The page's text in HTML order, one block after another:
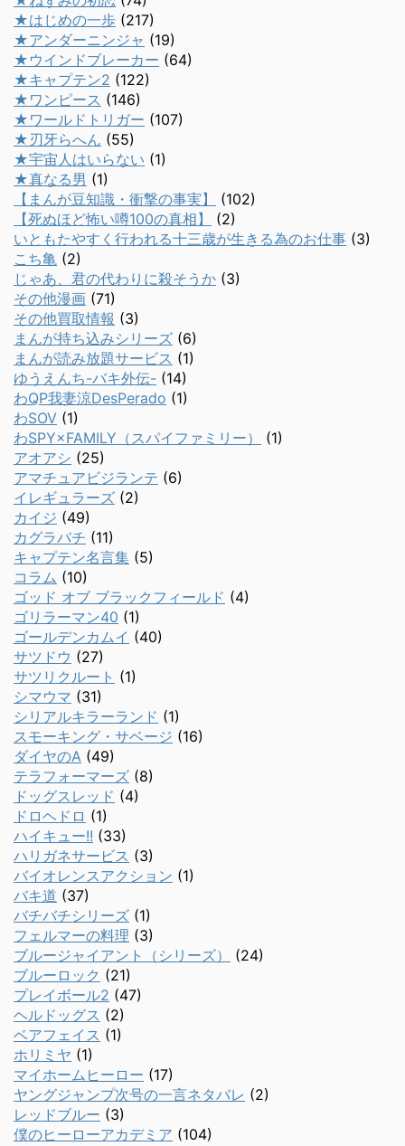
★はじめの一歩 (217)
★アンダーニンジャ (19)
★ウインドブレーカー (64)
★キャプテン2 (122)
★ワンピース (146)
★ワールドトリガー (107)
★刃牙らへん (55)
★宇宙人はいらない (1)
★真なる男 (1)
【まんが豆知識・衝撃の事実】
(102)
【死ぬほど怖い噂100の真相】
(2)
いともたやすく行われる十三歳が生きる為のお仕事 (3)
こち亀 (2)
じゃあ、君の代わりに殺そうか (3)
その他漫画 (71)
その他買取情報 (3)
まんが持ち込みシリーズ (6)
まんが読み放題サービス (1)
ゆうえんち-バキ外伝- (14)
わQP我妻涼DesPerado (1)
わSOV (1)
わSPY×FAMILY（スパイファミリー）
(1)
アオアシ (25)
アマチュアビジランテ (6)
イレギュラーズ (2)
カイジ (49)
カグラバチ (11)
キャプテン名言集 (5)
コラム (10)
ゴッド オブ ブラックフィールド (4)
ゴリラーマン40 (1)
ゴールデンカムイ (40)
サツドウ (27)
サツリクルート (1)
シマウマ (31)
シリアルキラーランド (1)
スモーキング・サベージ (16)
ダイヤのA (49)
テラフォーマーズ (8)
ドッグスレッド (4)
ドロヘドロ (1)
ハイキュー!! (33)
ハリガネサービス (3)
バイオレンスアクション (1)
バキ道 (37)
バチバチシリーズ (1)
フェルマーの料理 (3)
ブルージャイアント（シリーズ）
(24)
ブルーロック (21)
プレイボール2 (47)
ヘルドッグス (2)
ベアフェイス (1)
ホリミヤ (1)
マイホームヒーロー (17)
ヤングジャンプ次号の一言ネタバレ (2)
レッドブルー (3)
僕のヒーローアカデミア (104)